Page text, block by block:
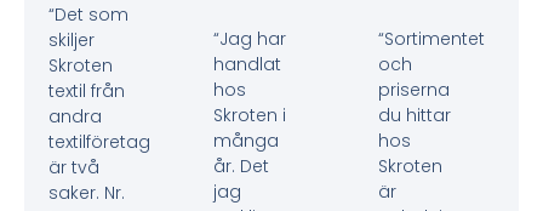
“Det som
skiljer
Skroten
textil från
andra
textilföretag
är två
saker. Nr.
“Jag har
handlat
hos
Skroten i
många
år. Det
jag
“Sortimentet
och
priserna
du hittar
hos
Skroten
är